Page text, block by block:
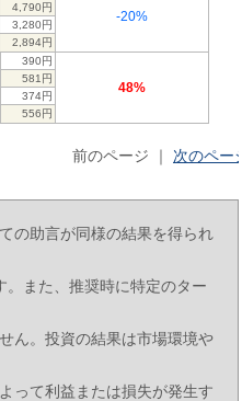
4,790円
3,280円
2,894円
-20%
390円
581円
374円
556円
48%
前のページ ｜ 次のページ
の助言が同様の結果を得られ
また、推奨時に特定のター
ん。投資の結果は市場環境や
って利益または損失が発生す